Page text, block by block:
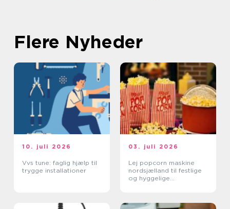
Flere Nyheder
10. juli 2026
Vvs tune: faglig hjælp til
trygge installationer
03. juli 2026
Lej popcorn maskine
nordsjælland til festlige
og hyggelige